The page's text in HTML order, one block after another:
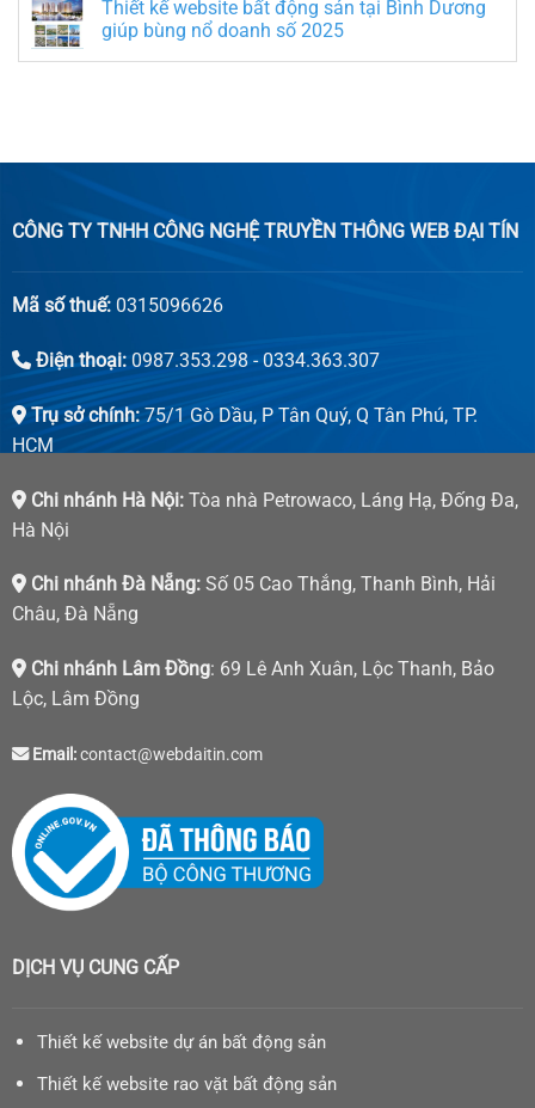
Thiết kế website bất động sản tại Bình Dương
giúp bùng nổ doanh số 2025
CÔNG TY TNHH CÔNG NGHỆ TRUYỀN THÔNG WEB ĐẠI TÍN
Mã số thuế:0315096626
Điện thoại:0987.353.298 - 0334.363.307
Trụ sở chính:75/1 Gò Dầu, P Tân Quý, Q Tân Phú, TP.
HCM
Chi nhánh Hà Nội:Tòa nhà Petrowaco, Láng Hạ, Đống Đa,
Hà Nội
Chi nhánh Đà Nẵng:Số 05 Cao Thắng, Thanh Bình, Hải
Châu, Đà Nẵng
Chi nhánh Lâm Đồng: 69 Lê Anh Xuân, Lộc Thanh, Bảo
Lộc, Lâm Đồng
Email:contact@webdaitin.com
DỊCH VỤ CUNG CẤP
Thiết kế website dự án bất động sản
Thiết kế website rao vặt bất động sản